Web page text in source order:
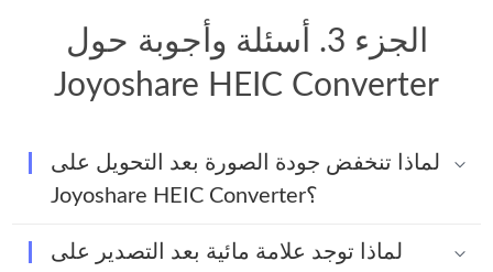
الجزء 3. أسئلة وأجوبة حول
Joyoshare HEIC Converter
لماذا تنخفض جودة الصورة بعد التحويل على
Joyoshare HEIC Converter؟
لماذا توجد علامة مائية بعد التصدير على